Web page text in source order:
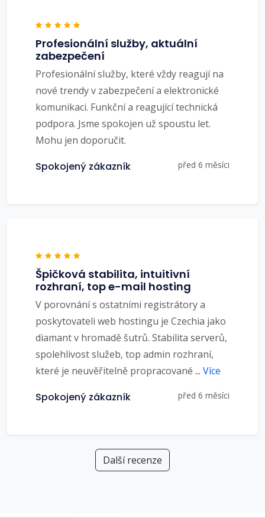
Profesionální služby, aktuální
zabezpečení
Profesionální služby, které vždy reagují na
nové trendy v zabezpečení a elektronické
komunikaci. Funkční a reagující technická
podpora. Jsme spokojen už spoustu let.
Mohu jen doporučit.
Spokojený zákazník před 6 měsíci
Špičková stabilita, intuitivní
rozhraní, top e-mail hosting
V porovnání s ostatními registrátory a
poskytovateli web hostingu je Czechia jako
diamant v hromadě šutrů. Stabilita serverů,
spolehlivost služeb, top admin rozhraní,
které je neuvěřitelně propracované ... Více
Spokojený zákazník před 6 měsíci
Další recenze